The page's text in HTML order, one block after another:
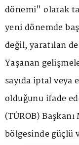
dönemi" olarak
yeni dönemde
değil, yaratılan
Yaşanan
sayıda iptal
olduğunu ifade
(TÜROB)
bölgesinde güçlü